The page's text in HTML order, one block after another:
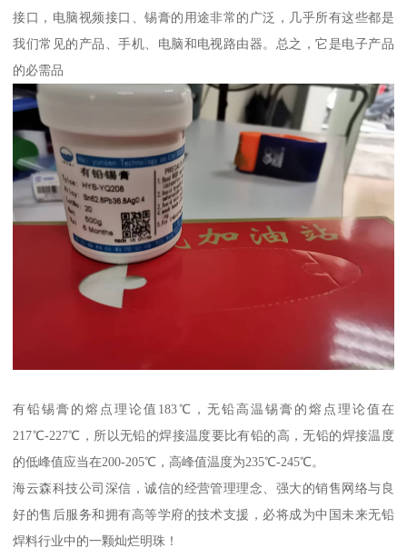
接口，电脑视频接口、锡膏的用途非常的广泛，几乎所有这些都是
我们常见的产品、手机、电脑和电视路由器。总之，它是电子产品
的必需品
有铅锡膏的熔点理论值183℃，无铅高温锡膏的熔点理论值在
217℃-227℃，所以无铅的焊接温度要比有铅的高，无铅的焊接温度
的低峰值应当在200-205℃，高峰值温度为235℃-245℃。
海云森科技公司深信，诚信的经营管理理念、强大的销售网络与良
好的售后服务和拥有高等学府的技术支援，必将成为中国未来无铅
焊料行业中的一颗灿烂明珠！